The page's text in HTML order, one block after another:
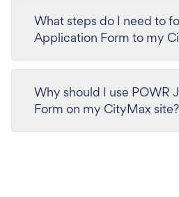
What steps do I need to
Application Form to my
Why should I use POWR
Form on my CityMax site?